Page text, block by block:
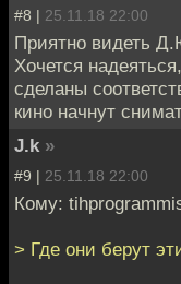
#8 | 25.11.18 22:00
Приятно видеть
Хочется
сделаны
кино начнут
J.k »
#9 | 25.11.18 22:00
Кому:
> Где они берут